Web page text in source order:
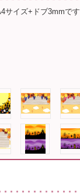
サイズ+ドブ3mmです